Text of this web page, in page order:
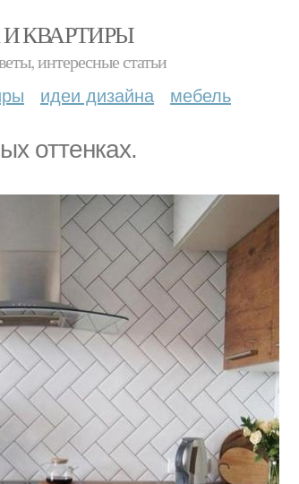
КВАРТИРЫ
интересные статьи
идеи дизайна мебель
оттенках.